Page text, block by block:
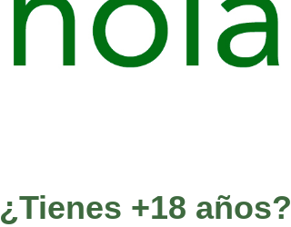
¿Tienes +18 años?